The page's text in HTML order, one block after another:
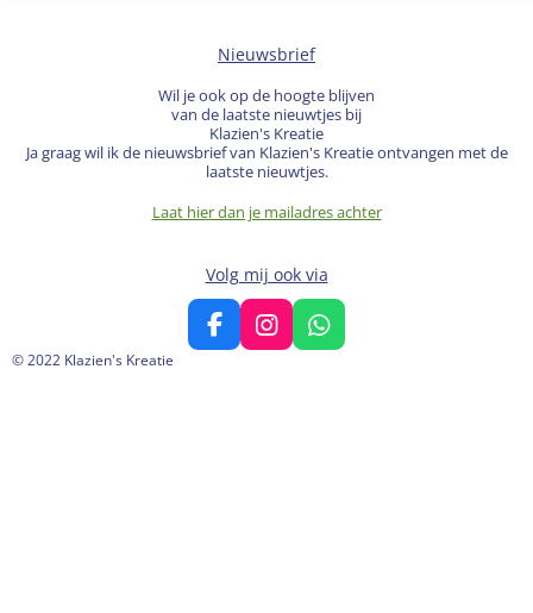
Nieuwsbrief
Wil je ook op de hoogte blijven
van de laatste nieuwtjes bij
Klazien's Kreatie
Ja graag wil ik de nieuwsbrief van Klazien's Kreatie ontvangen met de
laatste nieuwtjes.
Laat hier dan je mailadres achter
Volg mij ook via
F
a
I
n
W
h
© 2022 Klazien's Kreatie